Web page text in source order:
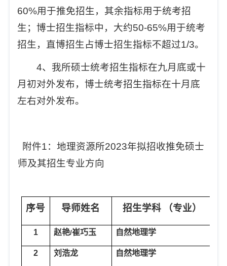
60%用于推免招生，其余指标用于统考招
生；博士招生指标中，大约50-65%用于统考
招生，直博招生占博士招生指标不超过1/3。
4、我所硕士统考招生指标在九月底或十
月初对外发布，博士统考招生指标在十月底
左右对外发布。
附件1：地理资源所2023年拟招收推免硕士
导师及其招生专业方向
序号 导师姓名 招生学科 （专业）
1 赵艳/崔巧玉 自然地理学
2 刘浩龙 自然地理学